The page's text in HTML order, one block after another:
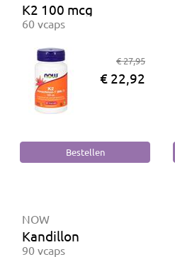
K2 100 mcg
60 vcaps
€ 27,95
€ 22,92
NOW
Kandillon
90 vcaps